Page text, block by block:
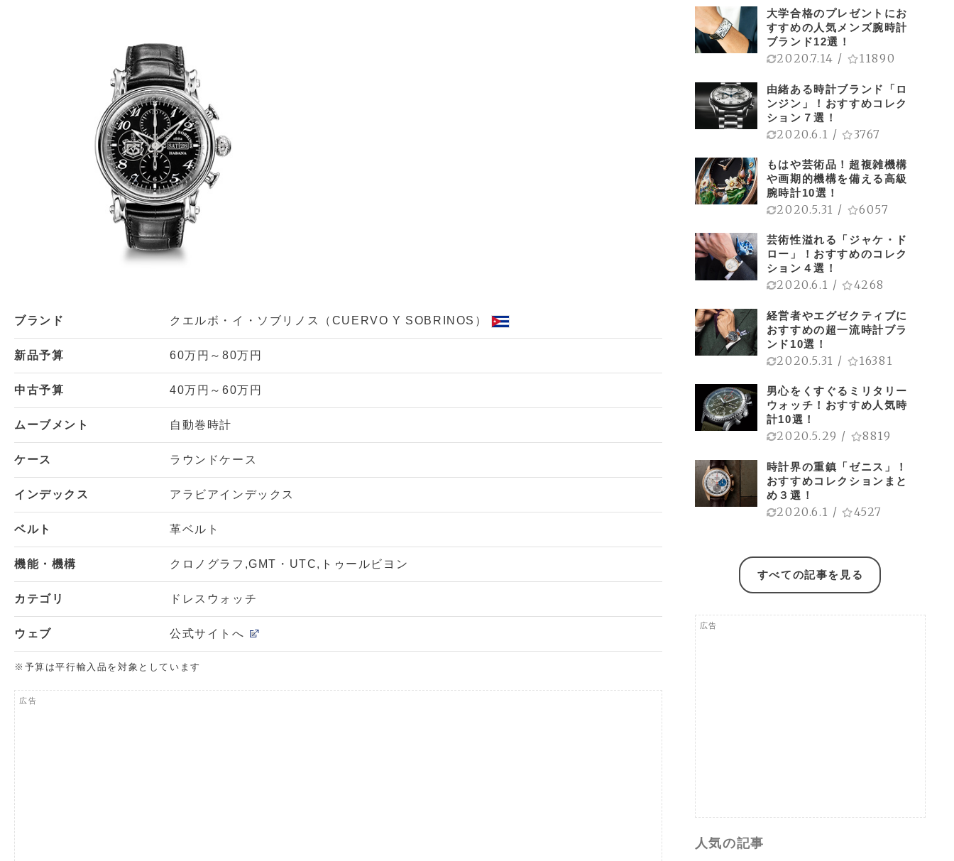
ブランド クエルボ・イ・ソブリノス（CUERVO Y SOBRINOS）
新品予算 60万円～80万円
中古予算 40万円～60万円
ムーブメント 自動巻時計
ケース ラウンドケース
インデックス アラビアインデックス
ベルト 革ベルト
機能・機構 クロノグラフ GMT・UTC トゥールビヨン
カテゴリ ドレスウォッチ
ウェブ 公式サイトへ
※予算は平行輸入品を対象としています
広告
大学合格のプレゼントにお
すすめの人気メンズ腕時計
ブランド12選！
2020.7.14 / 11890
由緒ある時計ブランド「ロ
ンジン」！おすすめコレク
ション７選！
2020.6.1 / 3767
もはや芸術品！超複雑機構
や画期的機構を備える高級
腕時計10選！
2020.5.31 / 6057
芸術性溢れる「ジャケ・ド
ロー」！おすすめのコレク
ション４選！
2020.6.1 / 4268
経営者やエグゼクティブに
おすすめの超一流時計ブラ
ンド10選！
2020.5.31 / 16381
男心をくすぐるミリタリー
ウォッチ！おすすめ人気時
計10選！
2020.5.29 / 8819
時計界の重鎮「ゼニス」！
おすすめコレクションまと
め３選！
2020.6.1 / 4527
すべての記事を見る
広告
人気の記事